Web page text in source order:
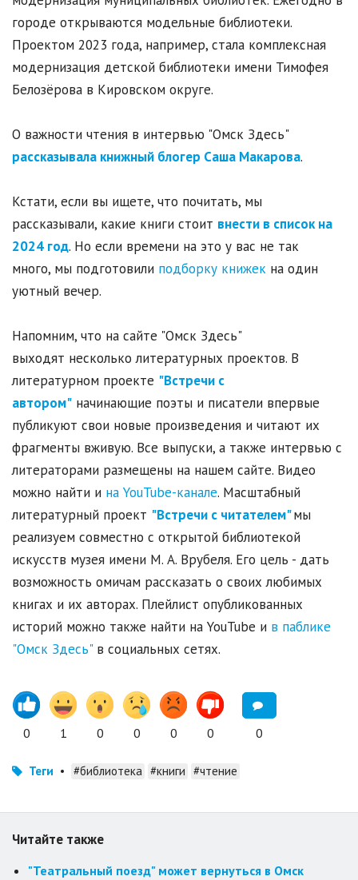
городе открываются модельные библиотеки.
Проектом 2023 года, например, стала комплексная
модернизация детской библиотеки имени Тимофея
Белозёрова в Кировском округе.
О важности чтения в интервью "Омск Здесь"
рассказывала книжный блогер Саша Макарова.
Кстати, если вы ищете, что почитать, мы
рассказывали, какие книги стоит внести в список на
2024 год. Но если времени на это у вас не так
много, мы подготовили подборку книжек на один
уютный вечер.
Напомним, что на сайте "Омск Здесь"
выходят несколько литературных проектов. В
литературном проекте "Встречи с
автором" начинающие поэты и писатели впервые
публикуют свои новые произведения и читают их
фрагменты вживую. Все выпуски, а также интервью с
литераторами размещены на нашем сайте. Видео
можно найти и на YouTube-канале. Масштабный
литературный проект "Встречи с читателем" мы
реализуем совместно с открытой библиотекой
искусств музея имени М. А. Врубеля. Его цель - дать
возможность омичам рассказать о своих любимых
книгах и их авторах. Плейлист опубликованных
историй можно также найти на YouTube и в паблике
"Омск Здесь"в социальных сетях.
0 1 0 0 0 0 0
Теги • #библиотека #книги #чтение
Читайте также
"Театральный поезд" может вернуться в Омск